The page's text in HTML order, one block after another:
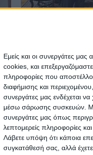
Εμείς και οι συνεργάτες
cookies, και
πληροφορίες που
διαφήμισης και
συνεργάτες μας ενδέχεται
μέσω σάρωσης συσκευών.
συνεργάτες μας όπως
λεπτομερείς πληροφορίες
Λάβετε υπόψη ότι κάποια
συγκατάθεσή σας, αλλά
Δήμος Σερβίων
Στο
Δήμαρχος
Χρήστος
Το Υπουργείο